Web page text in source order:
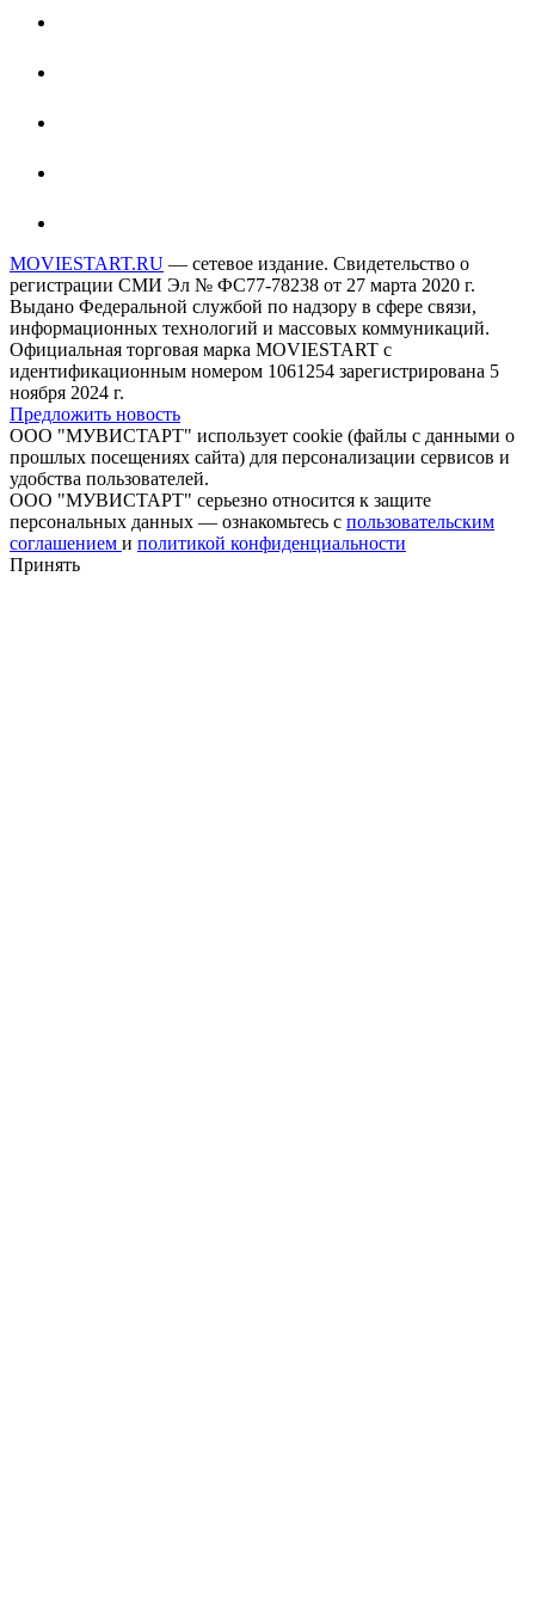
MOVIESTART.RU — сетевое издание. Свидетельство о
регистрации СМИ Эл № ФС77-78238 от 27 марта 2020 г.
Выдано Федеральной службой по надзору в сфере связи,
информационных технологий и массовых коммуникаций.
Официальная торговая марка MOVIESTART с
идентификационным номером 1061254 зарегистрирована 5
ноября 2024 г.
Предложить новость
ООО "МУВИСТАРТ" использует cookie (файлы с данными о
прошлых посещениях сайта) для персонализации сервисов и
удобства пользователей.
ООО "МУВИСТАРТ" серьезно относится к защите
персональных данных — ознакомьтесь с пользовательским
соглашением и политикой конфиденциальности
Принять